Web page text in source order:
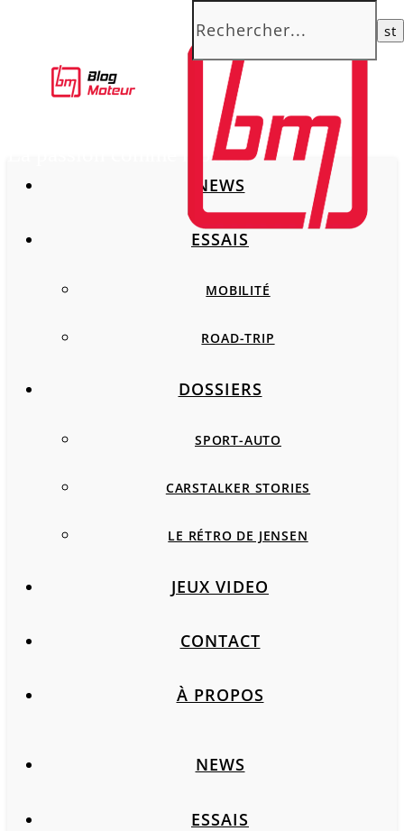
La passion comme moteur
NEWS
ESSAIS
MOBILITÉ
ROAD-TRIP
DOSSIERS
SPORT-AUTO
CARSTALKER STORIES
LE RÉTRO DE JENSEN
JEUX VIDEO
CONTACT
À PROPOS
NEWS
ESSAIS